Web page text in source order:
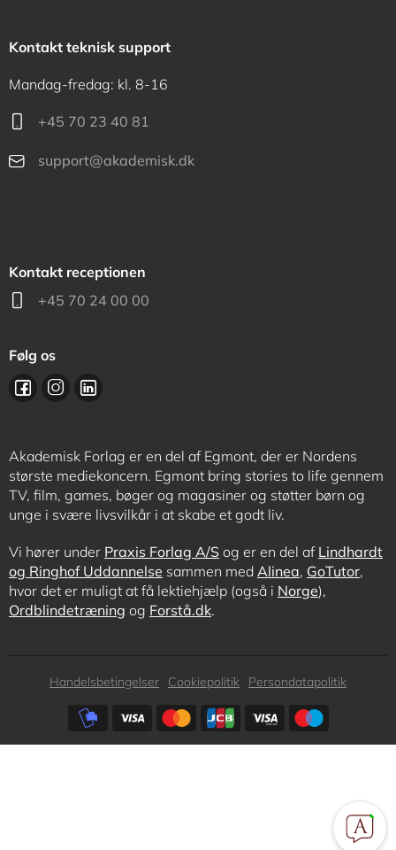
Kontakt teknisk support
Mandag-fredag: kl. 8-16
+45 70 23 40 81
support@akademisk.dk
Kontakt receptionen
+45 70 24 00 00
Følg os
Akademisk Forlag er en del af Egmont, der er Nordens
største mediekoncern. Egmont bring stories to life gennem
TV, film, games, bøger og magasiner og støtter børn og
unge i svære livsvilkår i at skabe et godt liv.
Vi hører under Praxis Forlag A/S og er en del af Lindhardt
og Ringhof Uddannelse sammen med Alinea, GoTutor,
hvor det er muligt at få lektiehjælp (også i Norge),
Ordblindetræning og Forstå.dk.
Subfooter
Handelsbetingelser Cookiepolitik
Persondatapolitik
Subfooter
payment
options